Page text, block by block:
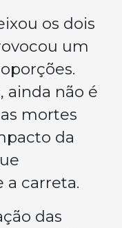
os dois
um
ainda não é
mortes
da
a carreta.
das